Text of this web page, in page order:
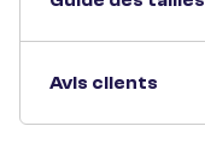
Avis clients